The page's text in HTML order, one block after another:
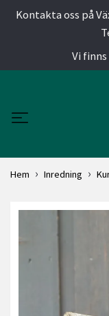
Kontakta oss på
Vi
Hem Inredning